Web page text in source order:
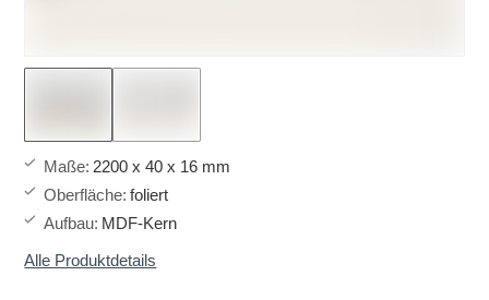
Maße: 2200 x 40 x 16 mm
Oberfläche: foliert
Aufbau: MDF-Kern
Alle Produktdetails